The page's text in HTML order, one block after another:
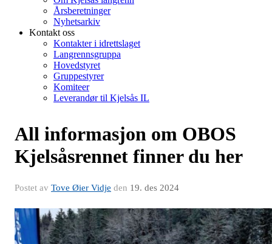
Årsberetninger
Nyhetsarkiv
Kontakt oss
Kontakter i idrettslaget
Langrennsgruppa
Hovedstyret
Gruppestyrer
Komiteer
Leverandør til Kjelsås IL
All informasjon om OBOS
Kjelsåsrennet finner du her
Postet av Tove Øier Vidje den 19. des 2024